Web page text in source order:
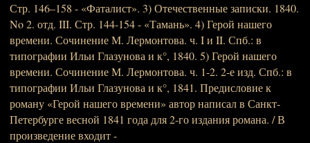
Стр. 146–158 - «Фаталист». 3) Отечественные записки. 1840.
No 2. отд. III. Стр. 144-154 - «Тамань». 4) Герой нашего
времени. Сочинение М. Лермонтова. ч. I и II. Спб.: в
типографии Ильи Глазунова и к°, 1840. 5) Герой нашего
времени. Сочинение М. Лермонтова. ч. 1-2. 2-е изд. Спб.: в
типографии Ильи Глазунова и к°, 1841. Предисловие к
роману «Герой нашего времени» автор написал в Санкт-
Петербурге весной 1841 года для 2-го издания романа. / В
произведение входит -